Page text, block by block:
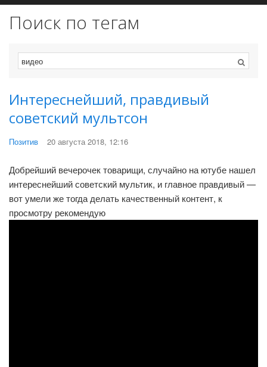
Поиск по тегам
Интереснейший, правдивый
советский мультсон
Позитив 20 августа 2018, 12:16
Добрейший вечерочек товарищи, случайно на ютубе нашел
интереснейший советский мультик, и главное правдивый —
вот умели же тогда делать качественный контент, к
просмотру рекомендую